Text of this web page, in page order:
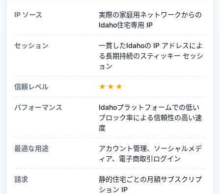
IP ソース
実際の家庭用ネットワークからの
Idaho住宅専用 IP
セッション
一貫したIdahoの IP アドレスによ
る長期持続のスティッキー セッシ
ョン
信頼レベル ★★★
パフォーマンス
Idahoプラットフォームでの低い
ブロック率による信頼性の高い速
度
最適な用途
アカウント管理、ソーシャルメデ
ィア、電子商取引ログイン
請求
静的住宅ごとの月額サブスクリプ
ション IP